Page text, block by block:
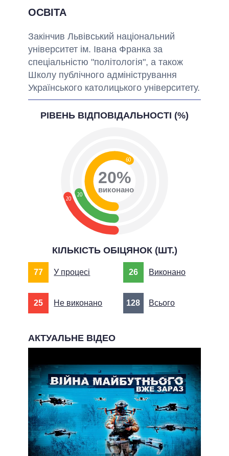
ОСВІТА
Закінчив Львівський національний
університет ім. Івана Франка за
спеціальністю "політологія", а також
Школу публічного адміністрування
Українського католицького університету.
РІВЕНЬ ВІДПОВІДАЛЬНОСТІ (%)
20
20
60
20%
виконано
КІЛЬКІСТЬ ОБІЦЯНОК (ШТ.)
77 У процесі 26 Виконано
25 Не виконано 128 Всього
АКТУАЛЬНЕ ВІДЕО